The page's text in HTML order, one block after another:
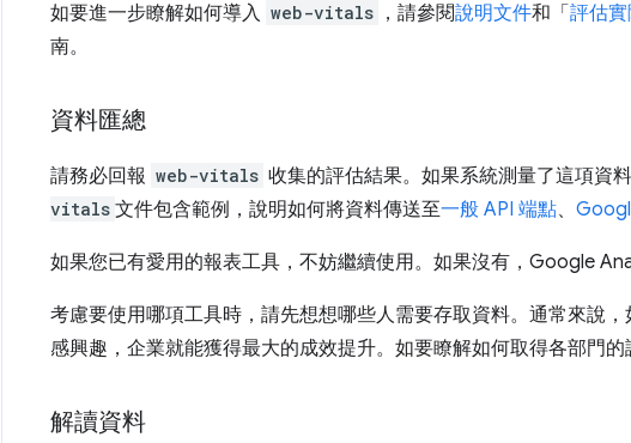
如要進一步瞭解如何導入 web-vitals ，請參閱說明文件和「 評估
南。
資料匯總
請務必回報 web-vitals 收集的評估結果。如果系統測量了這項資
vitals 文件包含範例，說明如何將資料傳送至一般 API 端點、
如果您已有愛用的報表工具，不妨繼續使用。如果沒有，Google
考慮要使用哪項工具時，請先想想哪些人需要存取資料。通常來說
感興趣，企業就能獲得最大的成效提升。如要瞭解如何取得各部門的
解讀資料